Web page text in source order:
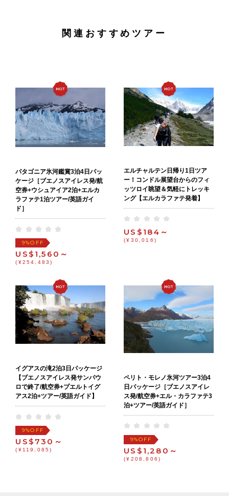
関連おすすめツアー
パタゴニア氷河鑑賞3泊4日パッ
ケージ［ブエノスアイレス発/航
空券+ウシュアイア2泊+エルカ
ラファテ1泊ツアー/英語ガイ
ド］
9%OFF
US$1,560～
(¥254,483)
エルチャルテン日帰り1日ツア
ー！コンドル展望台からのフィ
ッツロイ眺望＆気軽にトレッキ
ング【エルカラファテ発着】
US$184～
(¥30,016)
イグアスの滝2泊3日パッケージ
【ブエノスアイレス発サンパウ
ロで終了/航空券+プエルトイグ
アス2泊+ツアー/英語ガイド】
9%OFF
US$730～
(¥119,085)
ペリト・モレノ氷河ツアー3泊4
日パッケージ［ブエノスアイレ
ス発/航空券+エル・カラファテ3
泊+ツアー/英語ガイド］
9%OFF
US$1,280～
(¥208,806)